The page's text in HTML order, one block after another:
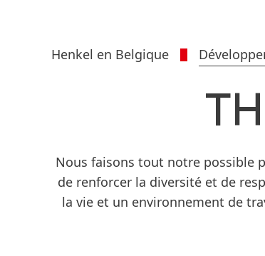
Henkel en Belgique
Nous faisons tout notre possible
de renforcer la diversité et de
la vie et un environnement de